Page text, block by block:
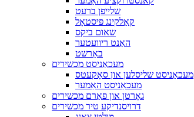
שלייפן ברעט
קאַלקינג פּיסטאָל
שאום ביקס
האַנט ריוועטער
באַרשט
מעכאַניסט מכשירים
מעכאַניסט שליסלען און סאָקעטס
מעכאַניסט האַמער
גאָרטן און פאַרם מכשירים
דרויסנדיקע טיר מכשירים